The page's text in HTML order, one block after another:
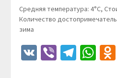
Средняя температура: 4°C,
Количество
зима
VKViber